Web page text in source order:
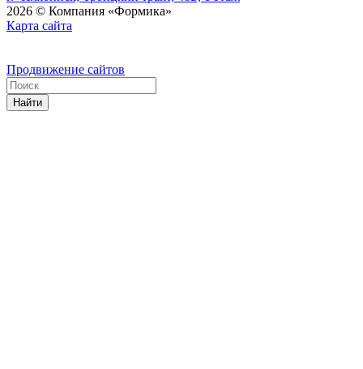
2026 © Компания «Формика»
Карта сайта
Продвижение сайтов
Найти